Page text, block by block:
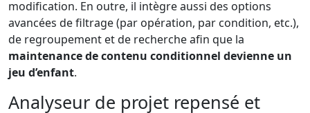
modification. En outre, il intègre aussi des options
avancées de filtrage (par opération, par condition, etc.),
de regroupement et de recherche afin que la
maintenance de contenu conditionnel devienne un
jeu d’enfant.
Analyseur de projet repensé et